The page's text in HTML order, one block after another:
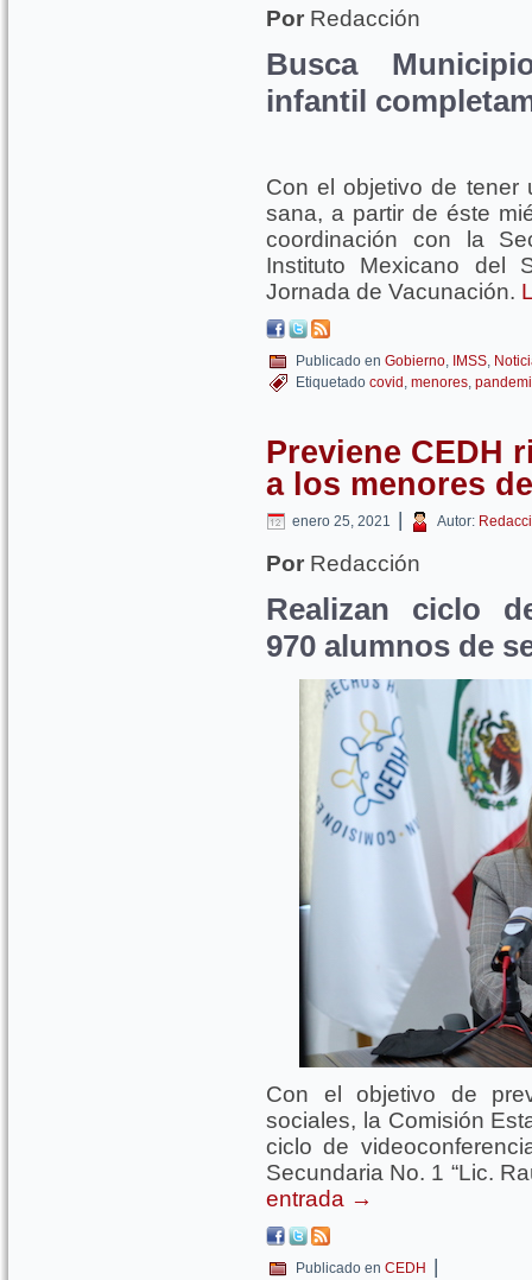
Por Redacción
Busca
infantil
Con el objetivo de tener
sana, a partir de éste
coordinación con la
Instituto Mexicano del
Jornada de Vacunación.
Publicado en Gobierno, IMSS,
Etiquetado covid , menores,
Previene CEDH
a los menores
enero 25, 2021 | Autor:
Por Redacción
Realizan ciclo
970 alumnos de
Con el objetivo de
sociales, la Comisión
ciclo de
Secundaria No. 1 “Lic.
entrada →
Publicado en CEDH |